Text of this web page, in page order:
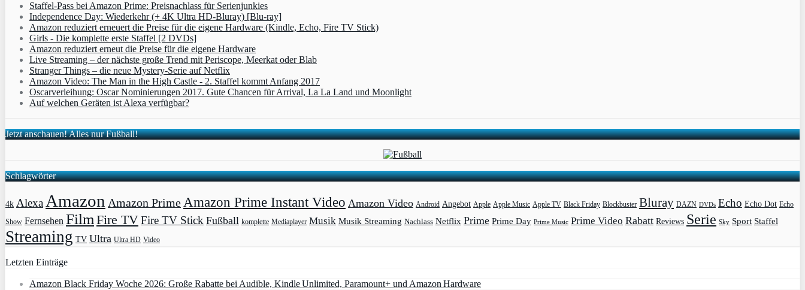
Staffel-Pass bei Amazon Prime: Preisnachlass für Serienjunkies
Independence Day: Wiederkehr (+ 4K Ultra HD-Bluray) [Blu-ray]
Amazon reduziert erneuert die Preise für die eigene Hardware (Kindle, Echo, Fire TV Stick)
Girls - Die komplette erste Staffel [2 DVDs]
Amazon reduziert erneut die Preise für die eigene Hardware
Live Streaming – der nächste große Trend mit Periscope, Meerkat oder Blab
Stranger Things – die neue Mystery-Serie auf Netflix
Amazon Video: The Man in the High Castle - 2. Staffel kommt Anfang 2017
Oscarverleihung: Oscar Nominierungen 2017. Gute Chancen für Arrival, La La Land und Moonlight
Auf welchen Geräten ist Alexa verfügbar?
Jetzt anschauen! Alles nur Fußball!
Schlagwörter
4k AlexaAmazon Amazon PrimeAmazon Prime Instant Video Amazon Video Android Angebot Apple Apple Music Apple TV Black Friday Blockbuster Bluray DAZN DVDs Echo Echo Dot Echo
Show Fernsehen FilmFire TVFire TV Stick Fußball komplette Mediaplayer Musik Musik Streaming Nachlass Netflix Prime Prime Day Prime Music Prime Video Rabatt Reviews Serie Sky Sport Staffel
Streaming TV Ultra Ultra HD Video
Letzten Einträge
Amazon Black Friday Woche 2026: Große Rabatte bei Audible, Kindle Unlimited, Paramount+ und Amazon Hardware